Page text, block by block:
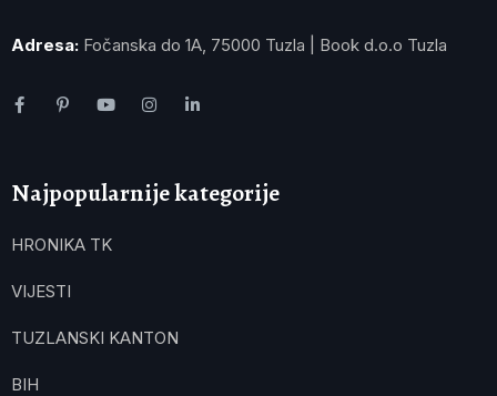
Adresa: Fočanska do 1A, 75000 Tuzla | Book d.o.o Tuzla
Najpopularnije kategorije
HRONIKA TK
VIJESTI
TUZLANSKI KANTON
BIH